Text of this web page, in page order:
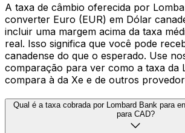
A taxa de câmbio oferecida por
converter Euro (EUR) em Dólar
incluir uma margem acima da taxa
real. Isso significa que você pode
canadense do que o esperado. Use
comparação para ver como a taxa da
compara à da Xe e de outros
Qual é a taxa cobrada por Lombard Bank para
para CAD?